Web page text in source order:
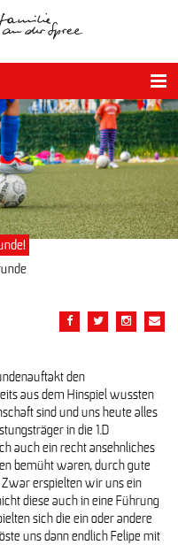
den
aus dem Hinspiel wussten
sind und uns heute alles
in die 1.D
auch ein recht ansehnliches
bemüht waren, durch gute
erspielten wir uns ein
diese auch in eine Führung
sich die ein oder andere
uns dann endlich Felipe mit